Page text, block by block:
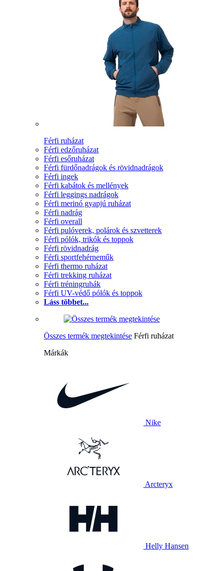
Férfi ruházat
Férfi edzőruházat
Férfi esőruházat
Férfi fürdőnadrágok és rövidnadrágok
Férfi ingek
Férfi kabátok és mellények
Férfi leggings nadrágok
Férfi merinó gyapjú ruházat
Férfi nadrág
Férfi overall
Férfi pulóverek, polárok és szvetterek
Férfi pólók, trikók és toppok
Férfi rövidnadrág
Férfi sportfehérneműk
Férfi thermo ruházat
Férfi trekking ruházat
Férfi tréningruhák
Férfi UV-védő pólók és toppok
Láss többet...
Összes termék megtekintése Férfi ruházat
Márkák
Nike
Arcteryx
Helly Hansen